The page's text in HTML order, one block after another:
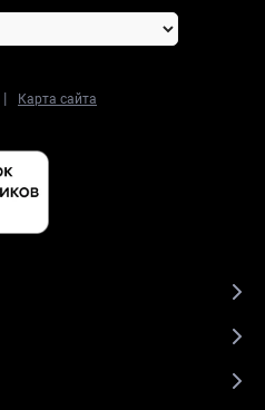
| Карта сайта